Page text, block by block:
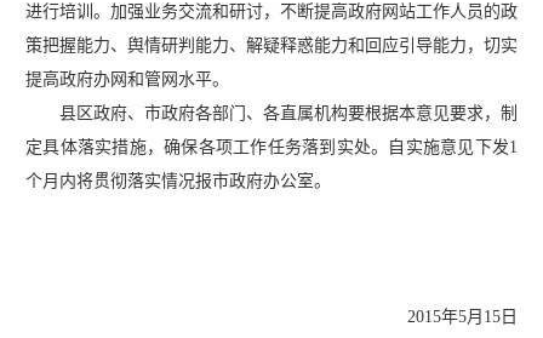
进行培训。加强业务交流和研讨，不断提高政府网站工作人员的政
策把握能力、舆情研判能力、解疑释惑能力和回应引导能力，切实
提高政府办网和管网水平。
县区政府、市政府各部门、各直属机构要根据本意见要求，制
定具体落实措施，确保各项工作任务落到实处。自实施意见下发1
个月内将贯彻落实情况报市政府办公室。
2015年5月15日